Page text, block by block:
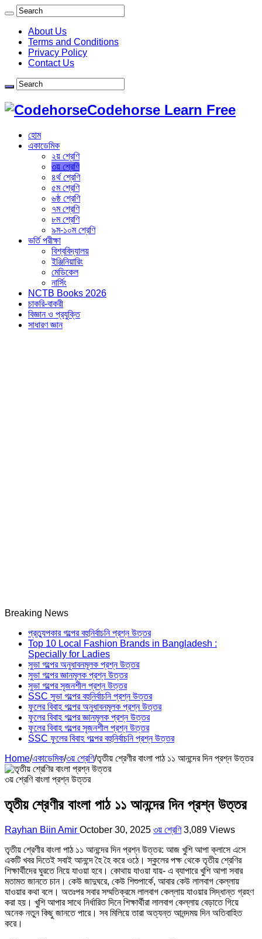
About Us
Terms and Conditions
Privacy Policy
Contact Us
Codehorse Learn Free
হোম
একাডেমিক
২য় শ্রেণি
৩য় শ্রেণি
৪র্থ শ্রেণি
৫ম শ্রেণি
৬ষ্ঠ শ্রেণি
৭ম শ্রেণি
৮ম শ্রেণি
৯ম-১০ম শ্রেণি
ভর্তি পরীক্ষা
বিশ্ববিদ্যালয়
ইঞ্জিনিয়ারিং
মেডিকেল
নার্সিং
NCTB Books 2026
চাকরি-বাকরী
বিজ্ঞান ও প্রযুক্তি
সাধারণ জ্ঞান
Breaking News
প্রত্যুপকার গল্পের বহুনির্বাচনি প্রশ্ন উত্তর
Top 10 Local Fashion Brands in Bangladesh :
Specially for Ladies
সুভা গল্পের অনুধাবনমূলক প্রশ্ন উত্তর
সুভা গল্পের জ্ঞানমূলক প্রশ্ন উত্তর
সুভা গল্পের সৃজনশীল প্রশ্ন উত্তর
SSC সুভা গল্পের বহুনির্বাচনি প্রশ্ন উত্তর
ফুলের বিবাহ গল্পের অনুধাবনমূলক প্রশ্ন উত্তর
ফুলের বিবাহ গল্পের জ্ঞানমূলক প্রশ্ন উত্তর
ফুলের বিবাহ গল্পের সৃজনশীল প্রশ্ন উত্তর
SSC ফুলের বিবাহ গল্পের বহুনির্বাচনি প্রশ্ন উত্তর
Home/একাডেমিক/৩য় শ্রেণি/তৃতীয় শ্রেণীর বাংলা পাঠ ১১ আনন্দের দিন প্রশ্ন উত্তর
৩য় শ্রেণি বাংলা প্রশ্ন উত্তর
তৃতীয় শ্রেণীর বাংলা পাঠ ১১ আনন্দের দিন প্রশ্ন উত্তর
Rayhan Biin Amir October 30, 2025 ৩য় শ্রেণি 3,089 Views
তৃতীয় শ্রেণীর বাংলা পাঠ ১১ আনন্দের দিন প্রশ্ন উত্তর: আজ খুশি আপা ক্লাসে এসে
একটি খবর দিতেই সবাই আনন্দে হৈ হৈ করে ওঠে। স্কুলের পক্ষ থেকে তৃতীয় শ্রেণির
শিক্ষার্থীদের ঘুরতে নিয়ে যাওয়া হবে। কোথায় যাওয়া যায়- এ ব্যাপারে খুশি আপা সবার
মতামত জানতে চান। কেউ জাদুঘরে, কেউ শিশুপার্কে, আবার কেউ লালবাগ কেল্লায়
যাওয়ার কথা বলে। অতঃপর সবার সম্মতিক্রমে লালবাগ কেল্লায় যাওয়ার সিদ্ধান্ত গ্রহণ
করা হয়। খুশি আপার সাথে নির্ধারিত দিনে শিক্ষার্থীরা লালবাগ কেল্লায় বেড়াতে গিয়ে
অনেক নতুন কিছু জানতে পারে। সব মিলিয়ে তারা অত্যন্ত আনন্দময় দিন অতিবাহিত
করে।